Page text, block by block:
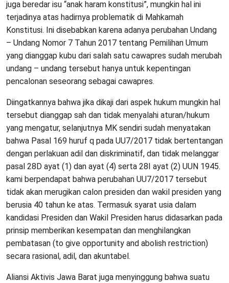
juga beredar isu “anak haram konstitusi”, mungkin hal ini
terjadinya atas hadirnya problematik di Mahkamah
Konstitusi. Ini disebabkan karena adanya perubahan Undang
– Undang Nomor 7 Tahun 2017 tentang Pemilihan Umum
yang dianggap kubu dari salah satu cawapres sudah merubah
undang – undang tersebut hanya untuk kepentingan
pencalonan seseorang sebagai cawapres.
Diingatkannya bahwa jika dikaji dari aspek hukum mungkin hal
tersebut dianggap sah dan tidak menyalahi aturan/hukum
yang mengatur, selanjutnya MK sendiri sudah menyatakan
bahwa Pasal 169 huruf q pada UU7/2017 tidak bertentangan
dengan perlakuan adil dan diskriminatif, dan tidak melanggar
pasal 28D ayat (1) dan ayat (4) serta 28I ayat (2) UUN 1945.
kami berpendapat bahwa perubahan UU7/2017 tersebut
tidak akan merugikan calon presiden dan wakil presiden yang
berusia 40 tahun ke atas. Termasuk syarat usia dalam
kandidasi Presiden dan Wakil Presiden harus didasarkan pada
prinsip memberikan kesempatan dan menghilangkan
pembatasan (to give opportunity and abolish restriction)
secara rasional, adil, dan akuntabel.
Aliansi Aktivis Jawa Barat juga menyinggung bahwa suatu